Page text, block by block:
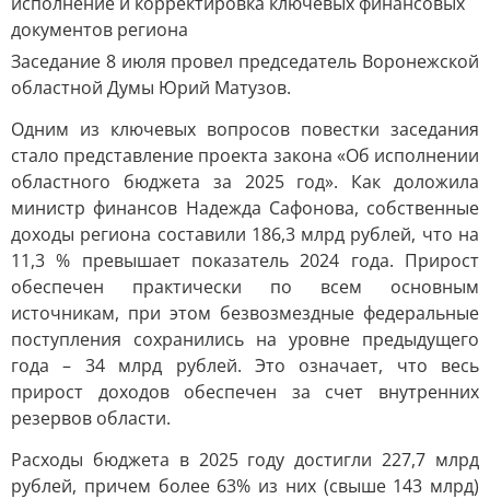
Заседание 8 июля провел председатель Воронежской
областной Думы Юрий Матузов.
Одним из ключевых вопросов повестки заседания
стало представление проекта закона «Об исполнении
областного бюджета за 2025 год». Как доложила
министр финансов Надежда Сафонова, собственные
доходы региона составили 186,3 млрд рублей, что на
11,3 % превышает показатель 2024 года. Прирост
обеспечен практически по всем основным
источникам, при этом безвозмездные федеральные
поступления сохранились на уровне предыдущего
года – 34 млрд рублей. Это означает, что весь
прирост доходов обеспечен за счет внутренних
резервов области.
Расходы бюджета в 2025 году достигли 227,7 млрд
рублей, причем более 63% из них (свыше 143 млрд)